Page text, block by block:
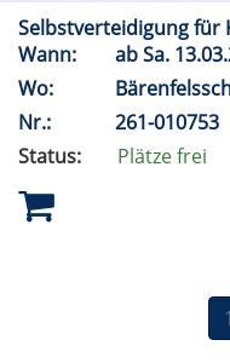
Selbstverteidigung für
Wann:
abSa.
Wo:
Nr.:
261-010753
Status:
Plätze frei
1